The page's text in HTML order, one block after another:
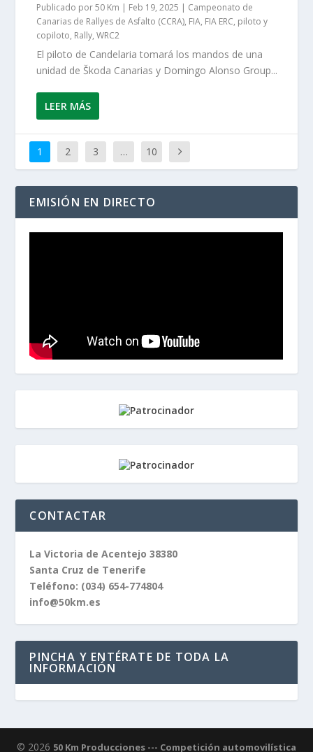
Publicado por50 Km | Feb 19, 2025 | Campeonato de
Canarias de Rallyes de Asfalto (CCRA), FIA, FIA ERC, piloto y
copiloto, Rally,WRC2
El piloto de Candelaria tomará los mandos de una
unidad de Škoda Canarias y Domingo Alonso Group...
LEER MÁS
1 2 3 … 10
EMISIÓN EN DIRECTO
CONTACTAR
La Victoria de Acentejo 38380
Santa Cruz de Tenerife
Teléfono: (034) 654-774804
info@50km.es
PINCHA Y ENTÉRATE DE TODA LA
INFORMACIÓN
© 2026 50 Km Producciones --- Competición automovilística